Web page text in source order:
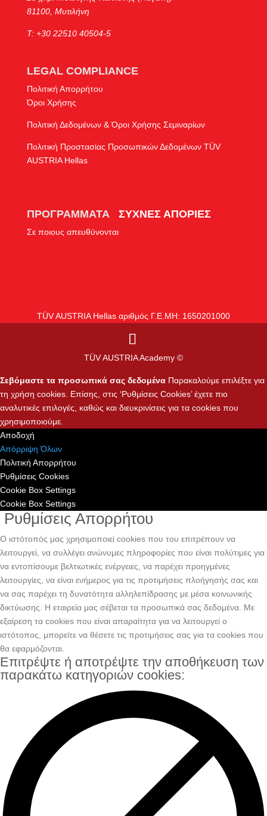
81100, Μυτιλήνη
Τ: +30 22510 40504-5
LEGAL COMPLIANCE
Πολιτική Απορρήτου
Όροι Χρήσης
Πολιτική Δεδομένων & Όροι Χρήσης Σεμιναρίων
Πολιτική Προστασίας Προσωπικών Δεδομένων TÜV
AUSTRIA Hellas
ΠΡΟΓΡΑΜΜΑΤΑ
Σε ποιους απευθύνονται
ΣΥΧΝΕΣ ΑΠΟΡΙΕΣ
TÜV AUSTRIA Hellas αριθμός Γ.Ε.ΜΗ: 1650201000
TÜV AUSTRIA Academy ©
Σεβόμαστε τα προσωπικά σας δεδομένα Παρακαλούμε επιλέξτε για
τη χρήση cookies. Επίσης, στις ‘Ρυθμίσεις Cookies’ έχετε πιο
αναλυτικές επιλογές, καθώς και διευκρινίσεις για τα cookies που
χρησιμοποιούμε.
Αποδοχή
Απόρριψη Όλων
Πολιτική Απορρήτου
Ρυθμίσεις Cookies
Cookie Box Settings
Cookie Box Settings
Ρυθμίσεις Απορρήτου
Ο ιστότοπός μας χρησιμοποιεί cookies που του επιτρέπουν να
λειτουργεί, να συλλέγει ανώνυμες πληροφορίες που είναι πολύτιμες για
να εντοπίσουμε βελτιωτικές ενέργειες, να παρέχει προηγμένες
λειτουργίες, να είναι ενήμερος για τις προτιμήσεις πλοήγησής σας και
να σας παρέχει τη δυνατότητα αλληλεπίδρασης με μέσα κοινωνικής
δικτύωσης. H εταιρεία μας σέβεται τα προσωπικά σας δεδομένα. Με
εξαίρεση τα cookies που είναι απαραίτητα για να λειτουργεί ο
ιστότοπος, μπορείτε να θέσετε τις προτιμήσεις σας για τα cookies που
θα εφαρμόζονται.
Επιτρέψτε ή αποτρέψτε την αποθήκευση των
παρακάτω κατηγοριών cookies: